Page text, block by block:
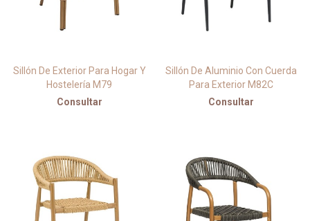
Sillón De Exterior Para Hogar Y
Hostelería M79
Consultar
Sillón De Aluminio Con Cuerda
Para Exterior M82C
Consultar